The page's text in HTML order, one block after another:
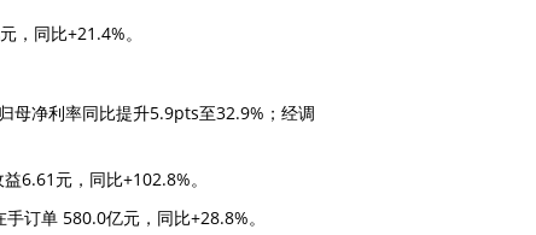
，同比+21.4%。
母净利率同比提升5.9pts至32.9%；经调
6.61元，同比+102.8%。
订单 580.0亿元，同比+28.8%。